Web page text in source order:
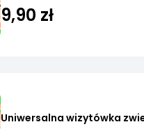
9,90 zł
Uniwersalna wizytówka